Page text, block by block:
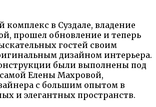
комплекс в Суздале, владение
прошел обновление и теперь
гостей своим
дизайном интерьера.
были выполнены под
Елены Махровой,
с большим опытом в
и элегантных пространств.